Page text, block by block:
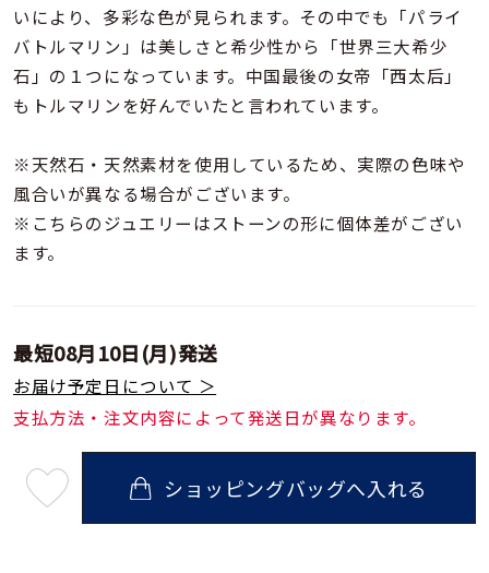
メンズ
リングサイズ
～
価格 ¥0
在庫
いにより、多彩な色が見られます。その中でも「パライ
バトルマリン」は美しさと希少性から「世界三大希少
石」の１つになっています。中国最後の女帝「西太后」
もトルマリンを好んでいたと言われています。
※天然石・天然素材を使用しているため、実際の色味や
風合いが異なる場合がございます。
※こちらのジュエリーはストーンの形に個体差がござい
ます。
最短08月10日(月)発送
お届け予定日について ＞
支払方法・注文内容によって発送日が異なります。
08
ショッピングバッグへ入れる